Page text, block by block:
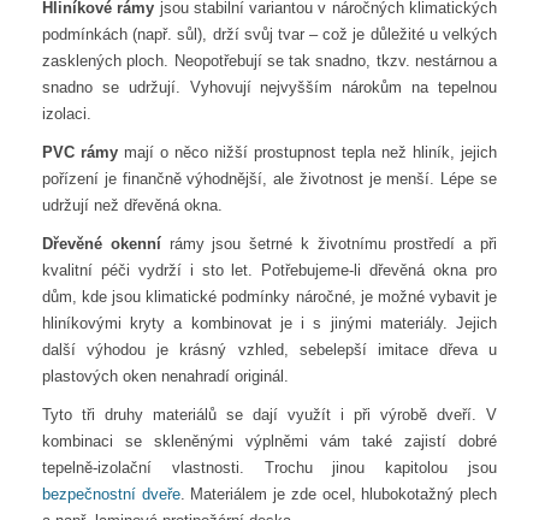
Hliníkové rámy jsou stabilní variantou v náročných klimatických
podmínkách (např. sůl), drží svůj tvar – což je důležité u velkých
zasklených ploch. Neopotřebují se tak snadno, tkzv. nestárnou a
snadno se udržují. Vyhovují nejvyšším nárokům na tepelnou
izolaci.
PVC rámy mají o něco nižší prostupnost tepla než hliník, jejich
pořízení je finančně výhodnější, ale životnost je menší. Lépe se
udržují než dřevěná okna.
Dřevěné okennírámy jsou šetrné k životnímu prostředí a při
kvalitní péči vydrží i sto let. Potřebujeme-li dřevěná okna pro
dům, kde jsou klimatické podmínky náročné, je možné vybavit je
hliníkovými kryty a kombinovat je i s jinými materiály. Jejich
další výhodou je krásný vzhled, sebelepší imitace dřeva u
plastových oken nenahradí originál.
Tyto tři druhy materiálů se dají využít i při výrobě dveří. V
kombinaci se skleněnými výplněmi vám také zajistí dobré
tepelně-izolační vlastnosti. Trochu jinou kapitolou jsou
bezpečnostní dveře. Materiálem je zde ocel, hlubokotažný plech